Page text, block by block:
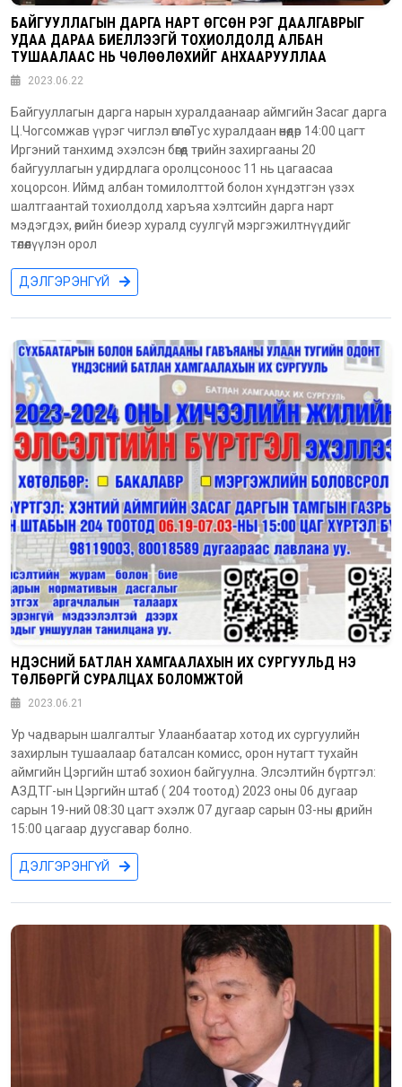
БАЙГУУЛЛАГЫН ДАРГА НАРТ ӨГСӨН ҮҮРЭГ ДААЛГАВРЫГ
УДАА ДАРАА БИЕЛҮҮЛЭЭГҮЙ ТОХИОЛДОЛД АЛБАН
ТУШААЛААС НЬ ЧӨЛӨӨЛӨХИЙГ АНХААРУУЛЛАА
2023.06.22
Байгууллагын дарга нарын хуралдаанаар аймгийн Засаг дарга
Ц.Чогсомжав үүрэг чиглэл өглөө. Тус хуралдаан өнөөдөр 14:00 цагт
Иргэний танхимд эхэлсэн бөгөөд төрийн захиргааны 20
байгууллагын удирдлага оролцсоноос 11 нь цагаасаа
хоцорсон. Иймд албан томилолттой болон хүндэтгэн үзэх
шалтгаантай тохиолдолд харъяа хэлтсийн дарга нарт
мэдэгдэх, өөрийн биеэр хуралд суулгүй мэргэжилтнүүдийг
төлөөлүүлэн орол
ДЭЛГЭРЭНГҮЙ
ҮНДЭСНИЙ БАТЛАН ХАМГААЛАХЫН ИХ СУРГУУЛЬД ҮНЭ
ТӨЛБӨРГҮЙ СУРАЛЦАХ БОЛОМЖТОЙ
2023.06.21
Ур чадварын шалгалтыг Улаанбаатар хотод их сургуулийн
захирлын тушаалаар баталсан комисс, орон нутагт тухайн
аймгийн Цэргийн штаб зохион байгуулна. Элсэлтийн бүртгэл:
АЗДТГ-ын Цэргийн штаб ( 204 тоотод) 2023 оны 06 дугаар
сарын 19-ний 08:30 цагт эхэлж 07 дугаар сарын 03-ны өдрийн
15:00 цагаар дуусгавар болно.
ДЭЛГЭРЭНГҮЙ